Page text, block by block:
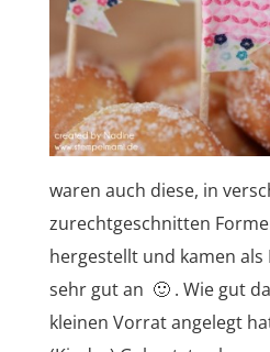
waren auch diese, in
zurechtgeschnitten
hergestellt und kamen als
sehr gut an 🙂 . Wie gut
kleinen Vorrat angelegt